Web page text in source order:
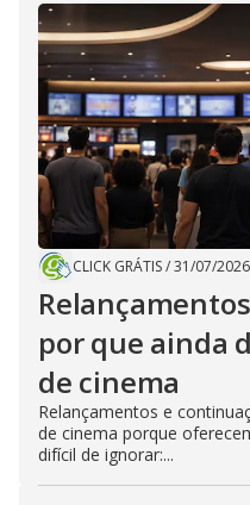
CLICK GRÁTIS/31/07/2026
por que ainda
de cinema
Relançamentos e
de cinema porque
difícil de ignorar:...